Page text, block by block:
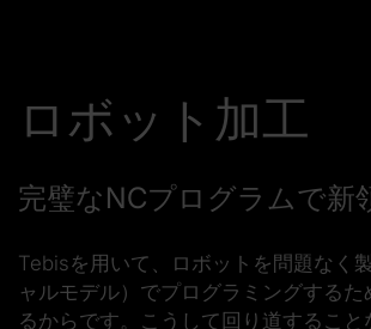
ロボット加工
完璧なNCプログラムで新
Tebisを用いて、ロボットを 問題なく
ャルモデル）でプログラミングする
るからです。こうして 回り道すること